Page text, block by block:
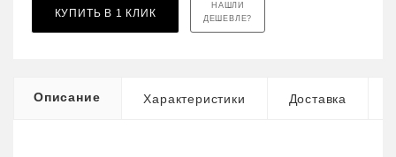
КУПИТЬ В 1 КЛИК
НАШЛИ
ДЕШЕВЛЕ?
Описание Характеристики Доставка